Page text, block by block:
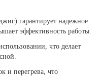
гарантирует надежное
эффективность работы.
что делает
и перегрева, что